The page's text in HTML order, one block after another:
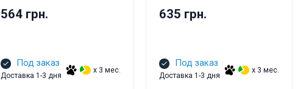
564 грн.
Под заказ
Доставка 1-3 дня
x 3 мес.
635 грн.
Под заказ
Доставка 1-3 дня
x 3 мес.